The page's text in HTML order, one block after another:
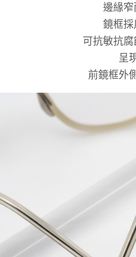
邊緣窄
鏡框採
可抗敏抗
呈
前鏡框外